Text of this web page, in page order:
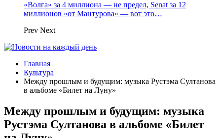
«Волга» за 4 миллиона — не предел, Senat за 12
миллионов «от Мантурова» — вот это…
Prev Next
Главная
Культура
Между прошлым и будущим: музыка Рустэма Султанова
в альбоме «Билет на Луну»
Между прошлым и будущим: музыка
Рустэма Султанова в альбоме «Билет